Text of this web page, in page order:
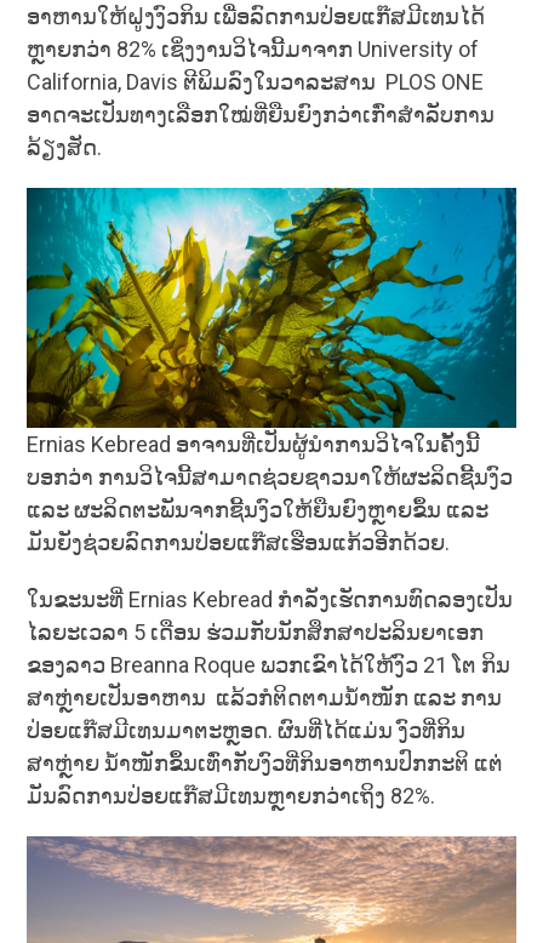
ອາຫານໃຫ້ຝູງງົວກິນ ເພື່ອລົດການປ່ອຍແກ໊ສມີເທນໄດ້
ຫຼາຍກວ່າ 82% ເຊິ່ງງານວິໄຈນີ້ມາຈາກ University of
California, Davis ຕີພິມລົງໃນວາລະສານ PLOS ONE
ອາດຈະເປັນທາງເລືອກໃໝ່ທີ່ຍືນຍົງກວ່າເກົ່າສຳລັບການ
ລ້ຽງສັດ.
Ernias Kebread ອາຈານທີ່ເປັນຜູ້ນຳການວິໄຈໃນຄັ້ງນີ້
ບອກວ່າ ການວິໄຈນີ້ສາມາດຊ່ວຍຊາວນາໃຫ້ຜະລິດຊີ້ນງົວ
ແລະ ຜະລິດຕະພັນຈາກຊີ້ນງົວໃຫ້ຍືນຍົງຫຼາຍຂຶ້ນ ແລະ
ມັນຍັງຊ່ວຍລົດການປ່ອຍແກ໊ສເຮືອນແກ້ວອີກດ້ວຍ.
ໃນຂະນະທີ່ Ernias Kebread ກຳລັງເຮັດການທົດລອງເປັນ
ໄລຍະເວລາ 5 ເດືອນ ຮ່ວມກັບນັກສຶກສາປະລິນຍາເອກ
ຂອງລາວ Breanna Roque ພວກເຂົາໄດ້ໃຫ້ງົວ 21 ໂຕ ກິນ
ສາຫຼ່າຍເປັນອາຫານ ແລ້ວກໍຕິດຕາມນ້ຳໜັກ ແລະ ການ
ປ່ອຍແກ໊ສມີເທນມາຕະຫຼອດ. ຜົນທີ່ໄດ້ແມ່ນ ງົວທີ່ກິນ
ສາຫຼ່າຍ ນ້ຳໜັກຂຶ້ນເທົ່າກັບງົວທີ່ກິນອາຫານປົກກະຕິ ແຕ່
ມັນລົດການປ່ອຍແກ໊ສມີເທນຫຼາຍກວ່າເຖິງ 82%.